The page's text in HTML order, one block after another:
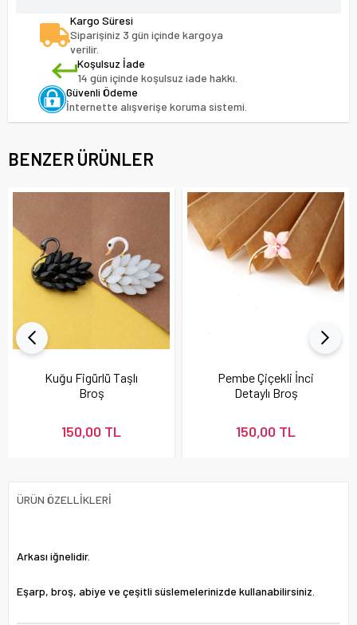
Kargo Süresi
Siparişiniz 3 gün içinde kargoya
verilir.
Koşulsuz İade
14 gün içinde koşulsuz iade hakkı.
Güvenli Ödeme
İnternette alışverişe koruma sistemi.
BENZER ÜRÜNLER
Kuğu Figürlü Taşlı
Broş
150,00 TL
Pembe Çiçekli İnci
Detaylı Broş
150,00 TL
ÜRÜN ÖZELLIKLERI
Arkası iğnelidir.
Eşarp, broş, abiye ve çeşitli süslemelerinizde kullanabilirsiniz.